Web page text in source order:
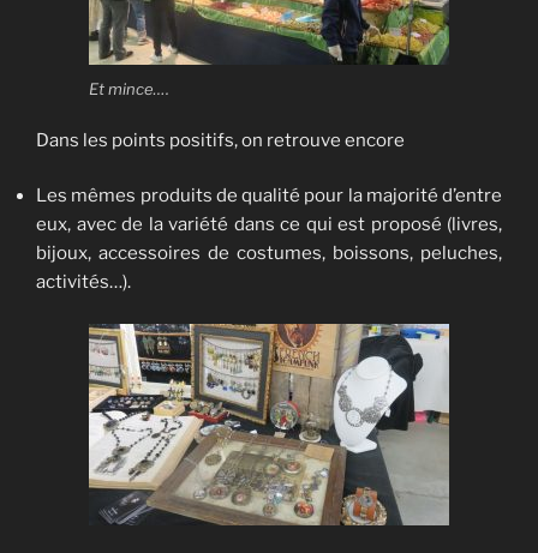
Et mince….
Dans les points positifs, on retrouve encore
Les mêmes produits de qualité pour la majorité d’entre
eux, avec de la variété dans ce qui est proposé (livres,
bijoux, accessoires de costumes, boissons, peluches,
activités…).